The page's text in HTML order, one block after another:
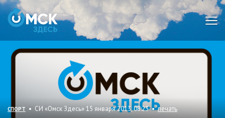
СПОРТ • СИ «Омск Здесь» 15 января 2013, 08:23 •печать